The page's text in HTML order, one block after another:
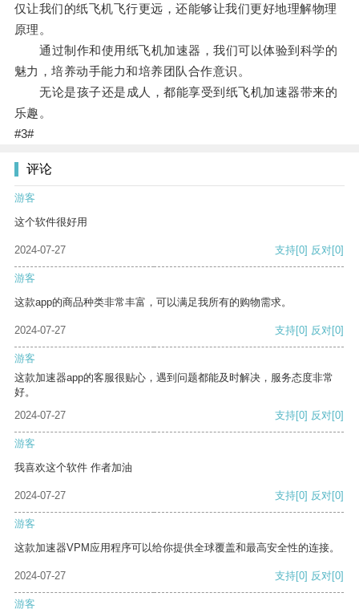
仅让我们的纸飞机飞行更远，还能够让我们更好地理解物理
原理。
通过制作和使用纸飞机加速器，我们可以体验到科学的
魅力，培养动手能力和培养团队合作意识。
无论是孩子还是成人，都能享受到纸飞机加速器带来的
乐趣。
#3#
评论
游客
这个软件很好用
2024-07-27 支持[0] 反对[0]
游客
这款app的商品种类非常丰富，可以满足我所有的购物需求。
2024-07-27 支持[0] 反对[0]
游客
这款加速器app的客服很贴心，遇到问题都能及时解决，服务态度非常
好。
2024-07-27
支持[0] 反对[0]
游客
我喜欢这个软件 作者加油
2024-07-27 支持[0] 反对[0]
游客
这款加速器VPM应用程序可以给你提供全球覆盖和最高安全性的连接。
2024-07-27 支持[0] 反对[0]
游客